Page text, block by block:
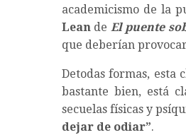
academicismo de la
Lean de El puente
que deberían
Detodas formas, esta
bastante bien, está
secuelas físicas y
dejar de odiar”.